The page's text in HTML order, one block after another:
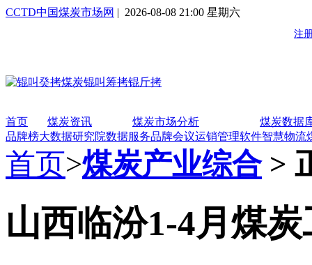
CCTD中国煤炭市场网 | 2026-08-08 21:00 星期六
首页 煤炭资讯 煤炭市场分析
煤炭数据
品牌榜大数据研究院数据服务品牌会议运销管理软件智慧物流
首页>煤炭产业综合>
山西临汾1-4月煤